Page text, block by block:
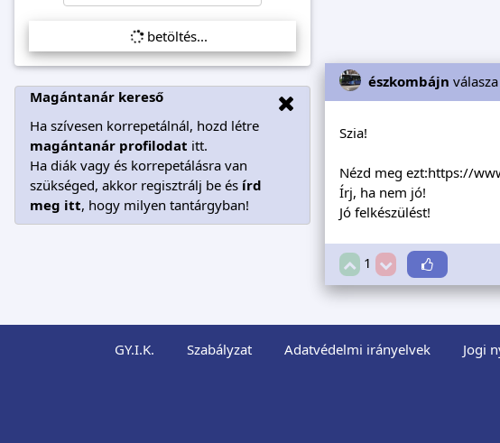
betöltés...
Magántanár kereső
Ha szívesen korrepetálnál, hozd létre
magántanár profilodat itt.
Ha diák vagy és korrepetálásra van
szükséged, akkor regisztrálj be és írd
meg itt, hogy milyen tantárgyban!
észkombájn válasza
Szia!
Nézd meg ezt:https://
Írj, ha nem jó!
Jó felkészülést!
1
GY.I.K. Szabályzat Adatvédelmi irányelvek Jogi